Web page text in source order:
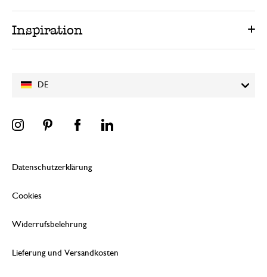
DE
Inspiration
Datenschutzerklärung
Cookies
Widerrufsbelehrung
Lieferung und Versandkosten